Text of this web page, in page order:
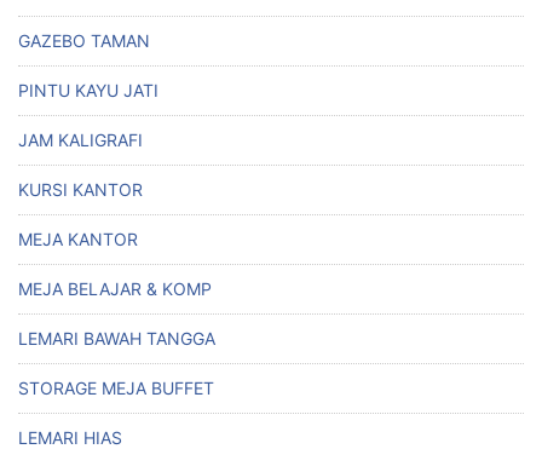
GAZEBO TAMAN
PINTU KAYU JATI
JAM KALIGRAFI
KURSI KANTOR
MEJA KANTOR
MEJA BELAJAR & KOMP
LEMARI BAWAH TANGGA
STORAGE MEJA BUFFET
LEMARI HIAS